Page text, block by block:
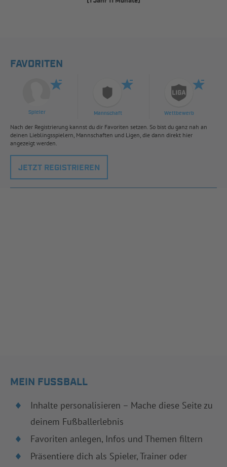
FAVORITEN
Spieler Mannschaft Wettbewerb
Nach der Registrierung kannst du dir Favoriten setzen. So bist du ganz nah an
deinen Lieblingsspielern, Mannschaften und Ligen, die dann direkt hier
angezeigt werden.
JETZT REGISTRIEREN
MEIN FUSSBALL
Inhalte personalisieren – Mache diese Seite zu
deinem Fußballerlebnis
Favoriten anlegen, Infos und Themen filtern
Präsentiere dich als Spieler, Trainer oder